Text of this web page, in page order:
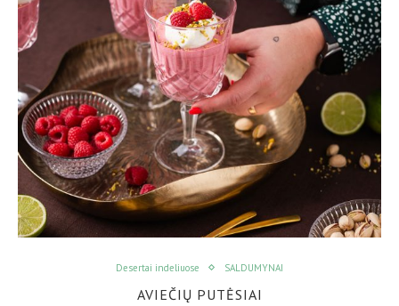
Desertai indeliuose SALDUMYNAI
AVIEČIŲ PUTĖSIAI